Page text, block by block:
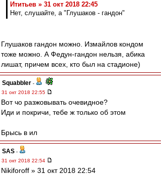
Ититьев » 31 окт 2018 22:45
Нет, слушайте, а "Глушаков - гандон"
Глушаков гандон можно. Измайлов кондом
тоже можно. А Федун-гандон нельзя, абика
лишат, причем всех, кто был на стадионе)
Squabbler -
31 окт 2018 22:55
Вот чо разжовывать очевидное?
Иди и покричи, тебе ж только об этом
Брысь в ил
SAS -
31 окт 2018 22:54
Nikiforoff » 31 окт 2018 22:54